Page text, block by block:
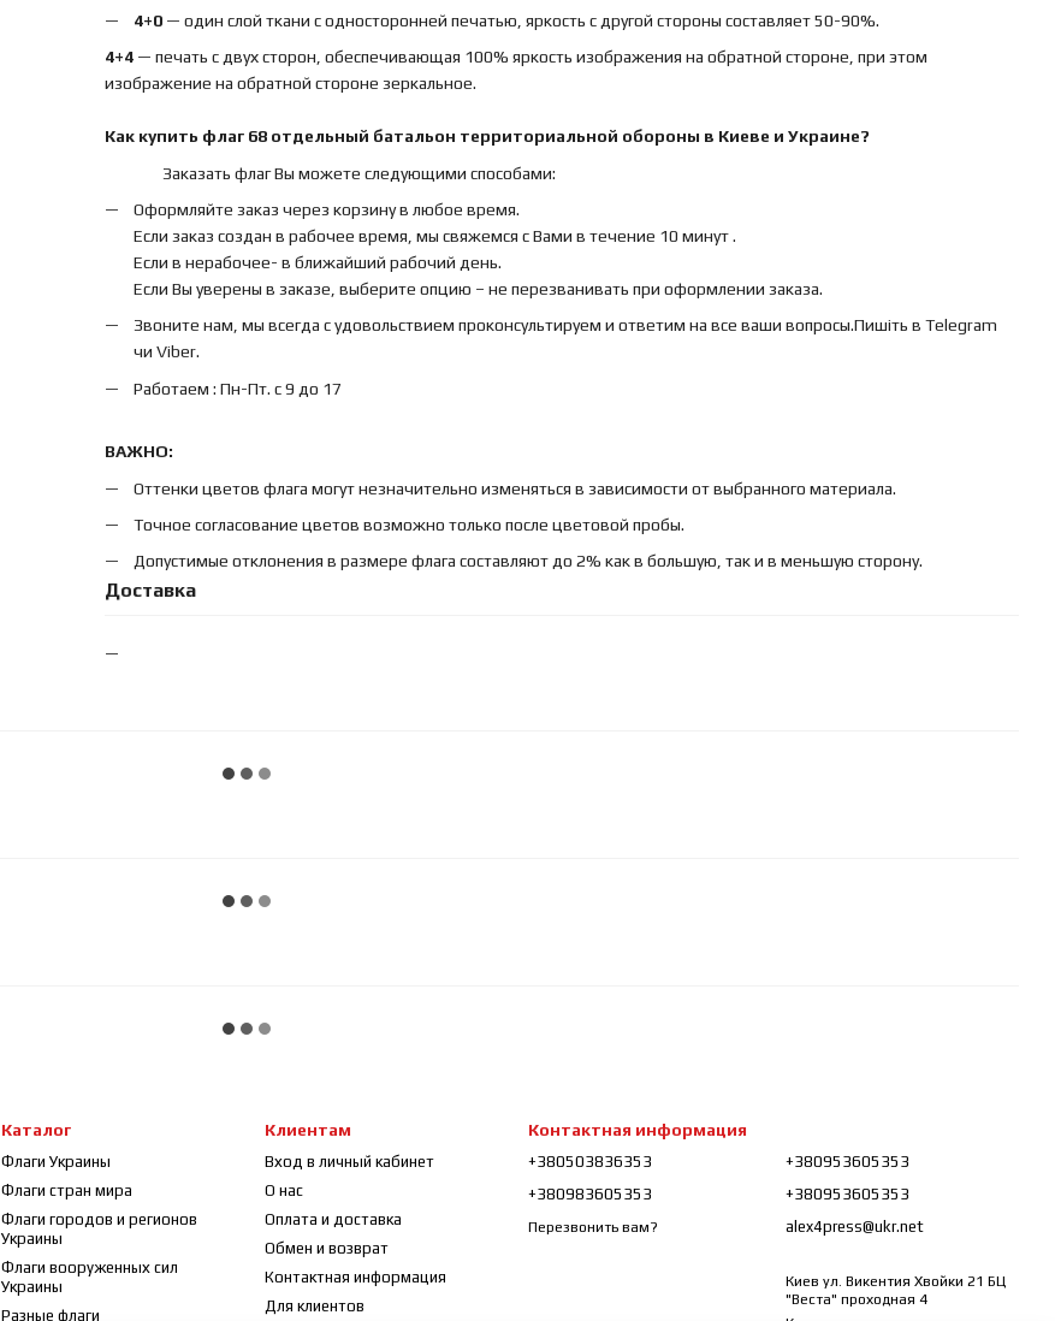
4+0— один слой ткани с односторонней печатью, яркость с другой стороны составляет 50-90%.
4+4— печать с двух сторон, обеспечивающая 100% яркость изображения на обратной стороне, при этом
изображение на обратной стороне зеркальное.
Как купить флаг 68 отдельный батальон территориальной обороны в Киеве и Украине?
Заказать флаг Вы можете следующими способами:
Оформляйте заказ через корзину в любое время.
Если заказ создан в рабочее время, мы свяжемся с Вами в течение 10 минут .
Если в нерабочее- в ближайший рабочий день.
Если Вы уверены в заказе, выберите опцию – не перезванивать при оформлении заказа.
Звоните нам, мы всегда с удовольствием проконсультируем и ответим на все ваши вопросы.Пишіть в Telegram
чи Viber.
Работаем : Пн-Пт. с 9 до 17
ВАЖНО:
Оттенки цветов флага могут незначительно изменяться в зависимости от выбранного материала.
Точное согласование цветов возможно только после цветовой пробы.
Допустимые отклонения в размере флага составляют до 2% как в большую, так и в меньшую сторону.
Доставка
Каталог
Флаги Украины
Флаги стран мира
Флаги городов и регионов
Украины
Флаги вооруженных сил
Украины
Разные флаги
Клиентам
Вход в личный кабинет
О нас
Оплата и доставка
Обмен и возврат
Контактная информация
Для клиентов
Контактная информация
+380503836353
+380983605353
Перезвонить вам?
+380953605353
+380953605353
alex4press@ukr.net
Киев ул. Викентия Хвойки 21 БЦ
"Веста" проходная 4